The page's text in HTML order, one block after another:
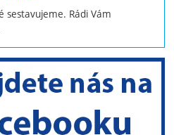
sestavujeme. Rádi Vám